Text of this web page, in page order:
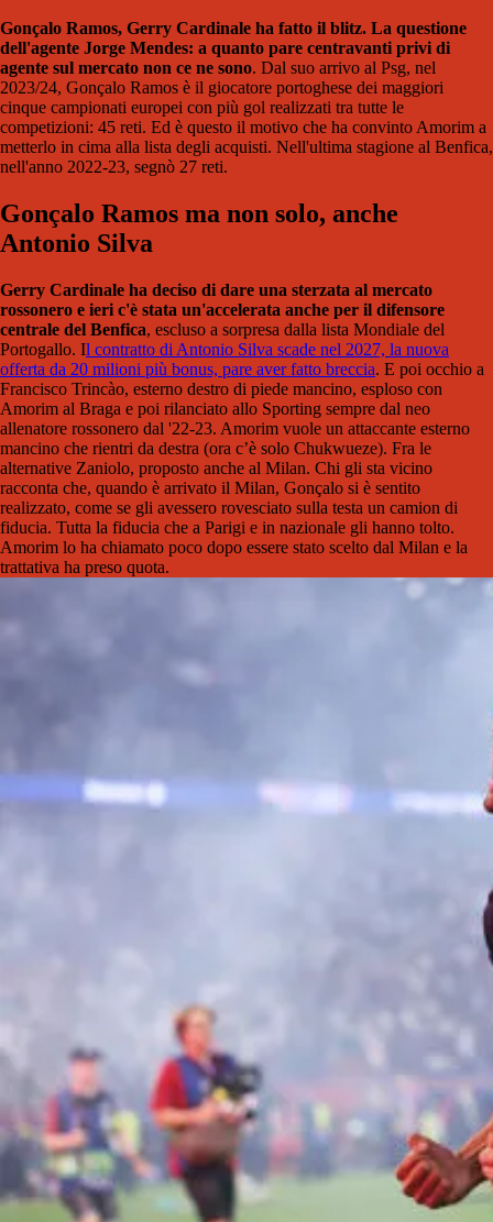
Gonçalo Ramos, Gerry Cardinale ha fatto il blitz. La questione
dell'agente Jorge Mendes: a quanto pare centravanti privi di
agente sul mercato non ce ne sono. Dal suo arrivo al Psg, nel
2023/24, Gonçalo Ramos è il giocatore portoghese dei maggiori
cinque campionati europei con più gol realizzati tra tutte le
competizioni: 45 reti. Ed è questo il motivo che ha convinto Amorim a
metterlo in cima alla lista degli acquisti. Nell'ultima stagione al Benfica,
nell'anno 2022-23, segnò 27 reti.
Gonçalo Ramos ma non solo, anche
Antonio Silva
Gerry Cardinale ha deciso di dare una sterzata al mercato
rossonero e ieri c'è stata un'accelerata anche per il difensore
centrale del Benfica, escluso a sorpresa dalla lista Mondiale del
Portogallo. Il contratto di Antonio Silva scade nel 2027, la nuova
offerta da 20 milioni più bonus, pare aver fatto breccia. E poi occhio a
Francisco Trincào, esterno destro di piede mancino, esploso con
Amorim al Braga e poi rilanciato allo Sporting sempre dal neo
allenatore rossonero dal '22-23. Amorim vuole un attaccante esterno
mancino che rientri da destra (ora c’è solo Chukwueze). Fra le
alternative Zaniolo, proposto anche al Milan. Chi gli sta vicino
racconta che, quando è arrivato il Milan, Gonçalo si è sentito
realizzato, come se gli avessero rovesciato sulla testa un camion di
fiducia. Tutta la fiducia che a Parigi e in nazionale gli hanno tolto.
Amorim lo ha chiamato poco dopo essere stato scelto dal Milan e la
trattativa ha preso quota.